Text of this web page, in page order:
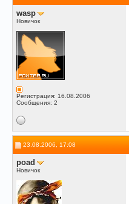
wasp
Новичок
Регистрация: 16.08.2006
Сообщения: 2
23.08.2006, 17:08
poad
Новичок